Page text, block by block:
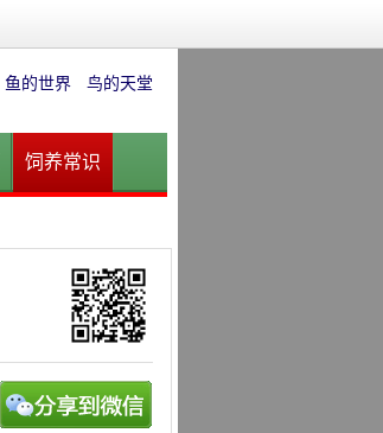
鱼的世界
鸟的天堂
饲养常识